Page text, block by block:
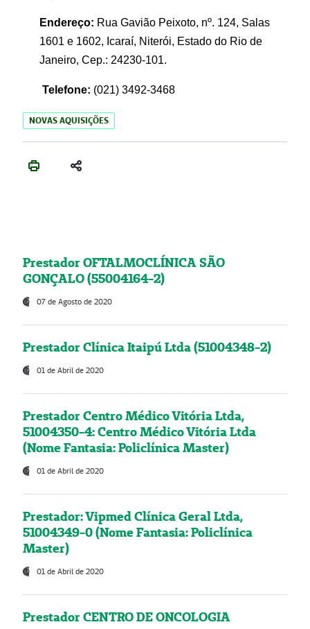
Endereço: Rua Gavião Peixoto, nº. 124, Salas
1601 e 1602, Icaraí, Niterói, Estado do Rio de
Janeiro, Cep.: 24230-101.
Telefone: (021) 3492-3468
NOVAS AQUISIÇÕES
Prestador OFTALMOCLÍNICA SÃO
GONÇALO (55004164-2)
07 de Agosto de 2020
Prestador Clínica Itaipú Ltda (51004348-2)
01 de Abril de 2020
Prestador Centro Médico Vitória Ltda,
51004350-4: Centro Médico Vitória Ltda
(Nome Fantasia: Policlínica Master)
01 de Abril de 2020
Prestador: Vipmed Clínica Geral Ltda,
51004349-0 (Nome Fantasia: Policlínica
Master)
01 de Abril de 2020
Prestador CENTRO DE ONCOLOGIA